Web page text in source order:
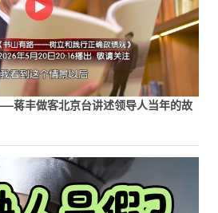
蒋丰做客北京台讲述领导人当年的故